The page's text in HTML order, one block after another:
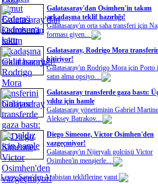
Galatasaray'dan Osimhen'in takım
arkadaşına teklif hazırlığı!
Galatasaray'ın orta saha transferi için
forması giyen...
Galatasaray, Rodrigo Mora
bitiriyor!
Galatasaray'ın Rodrigo Mora için Porto
satın alma opsiyo...
Galatasaray transferde gaza bastı:
yıldız için hamle
Galatasaray yönetiminin Gabriel
Aleksey Batrakov...
Diego Simeone, Victor Osimhen'den
vazgeçmiyor!
Galatasaray'ın Nijeryalı golcüsü Victor
Osimhen'in menajerle...
Leroy Sane'den Arabistan tekliflerine yanıt